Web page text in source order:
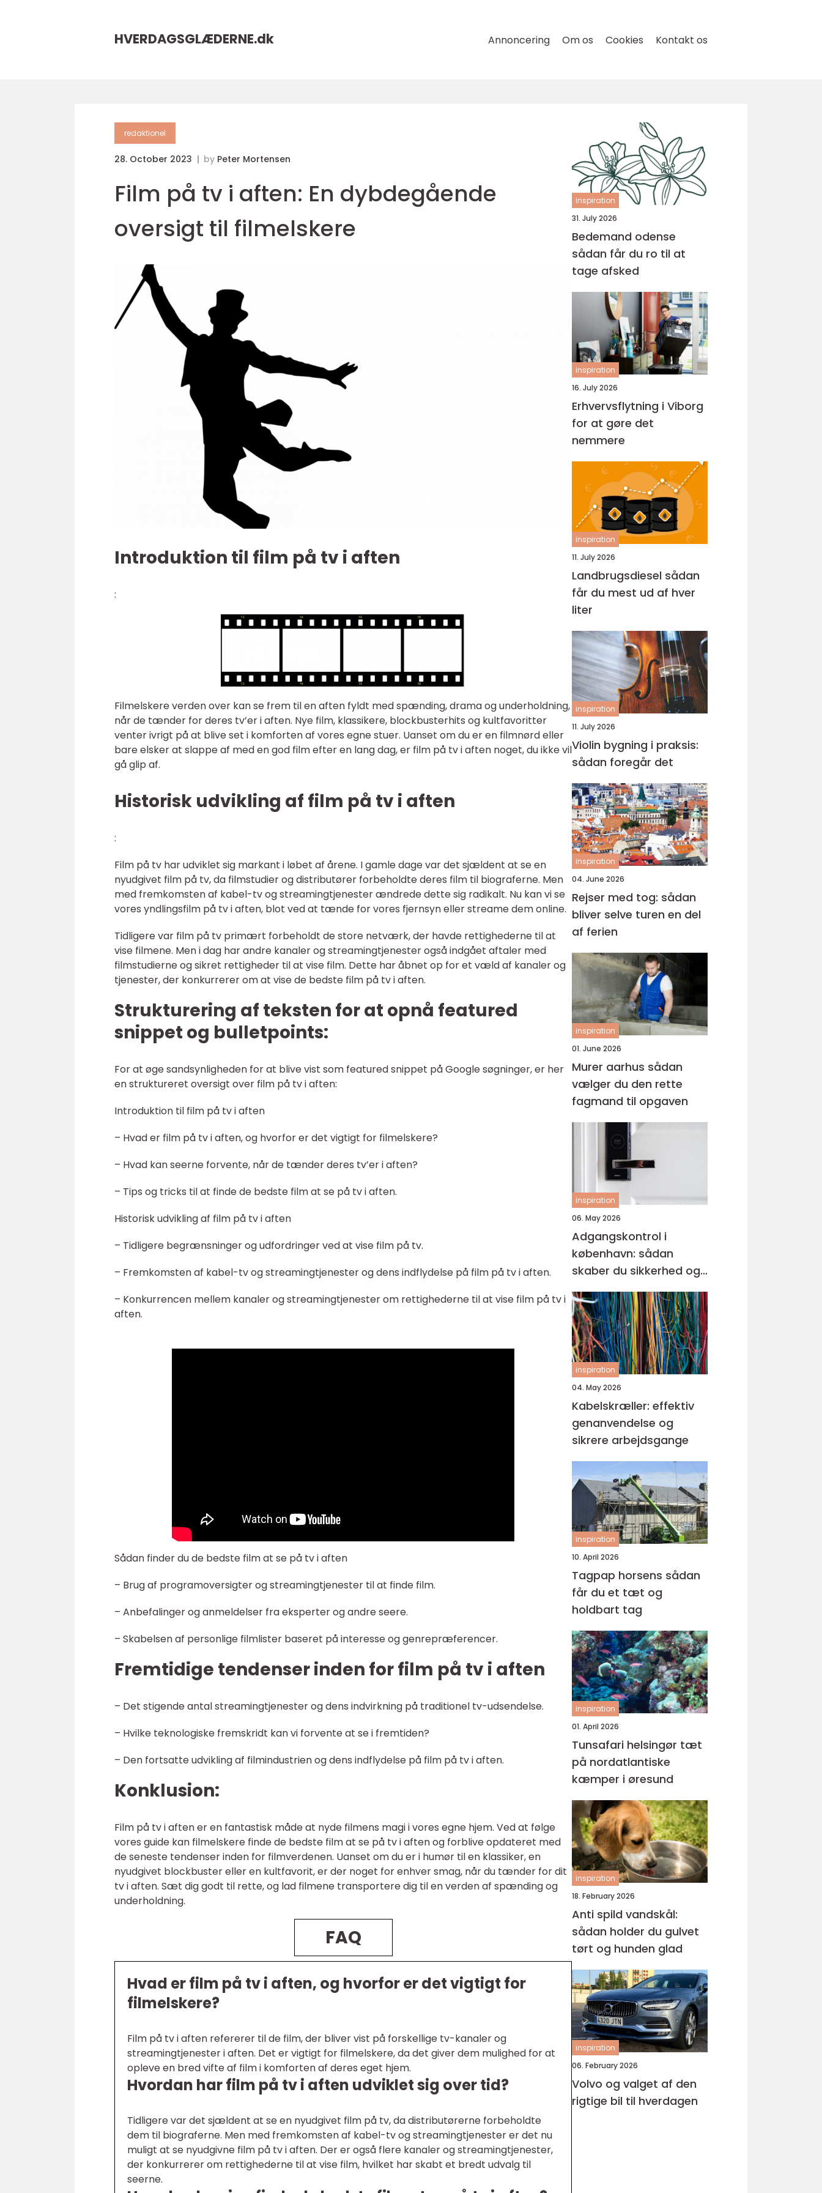
HVERDAGSGLÆDERNE.dk Annoncering Om os Cookies Kontakt os
redaktionel
28. October 2023 by Peter Mortensen
Film på tv i aften: En dybdegående
oversigt til filmelskere
Introduktion til film på tv i aften
:
Filmelskere verden over kan se frem til en aften fyldt med spænding, drama og underholdning,
når de tænder for deres tv’er i aften. Nye film, klassikere, blockbusterhits og kultfavoritter
venter ivrigt på at blive set i komforten af vores egne stuer. Uanset om du er en filmnørd eller
bare elsker at slappe af med en god film efter en lang dag, er film på tv i aften noget, du ikke vil
gå glip af.
Historisk udvikling af film på tv i aften
:
Film på tv har udviklet sig markant i løbet af årene. I gamle dage var det sjældent at se en
nyudgivet film på tv, da filmstudier og distributører forbeholdte deres film til biograferne. Men
med fremkomsten af kabel-tv og streamingtjenester ændrede dette sig radikalt. Nu kan vi se
vores yndlingsfilm på tv i aften, blot ved at tænde for vores fjernsyn eller streame dem online.
Tidligere var film på tv primært forbeholdt de store netværk, der havde rettighederne til at
vise filmene. Men i dag har andre kanaler og streamingtjenester også indgået aftaler med
filmstudierne og sikret rettigheder til at vise film. Dette har åbnet op for et væld af kanaler og
tjenester, der konkurrerer om at vise de bedste film på tv i aften.
Strukturering af teksten for at opnå featured
snippet og bulletpoints:
For at øge sandsynligheden for at blive vist som featured snippet på Google søgninger, er her
en struktureret oversigt over film på tv i aften:
Introduktion til film på tv i aften
– Hvad er film på tv i aften, og hvorfor er det vigtigt for filmelskere?
– Hvad kan seerne forvente, når de tænder deres tv’er i aften?
– Tips og tricks til at finde de bedste film at se på tv i aften.
Historisk udvikling af film på tv i aften
– Tidligere begrænsninger og udfordringer ved at vise film på tv.
– Fremkomsten af kabel-tv og streamingtjenester og dens indflydelse på film på tv i aften.
– Konkurrencen mellem kanaler og streamingtjenester om rettighederne til at vise film på tv i
aften.
Sådan finder du de bedste film at se på tv i aften
– Brug af programoversigter og streamingtjenester til at finde film.
– Anbefalinger og anmeldelser fra eksperter og andre seere.
– Skabelsen af personlige filmlister baseret på interesse og genrepræferencer.
Fremtidige tendenser inden for film på tv i aften
– Det stigende antal streamingtjenester og dens indvirkning på traditionel tv-udsendelse.
– Hvilke teknologiske fremskridt kan vi forvente at se i fremtiden?
– Den fortsatte udvikling af filmindustrien og dens indflydelse på film på tv i aften.
Konklusion:
Film på tv i aften er en fantastisk måde at nyde filmens magi i vores egne hjem. Ved at følge
vores guide kan filmelskere finde de bedste film at se på tv i aften og forblive opdateret med
de seneste tendenser inden for filmverdenen. Uanset om du er i humør til en klassiker, en
nyudgivet blockbuster eller en kultfavorit, er der noget for enhver smag, når du tænder for dit
tv i aften. Sæt dig godt til rette, og lad filmene transportere dig til en verden af spænding og
underholdning.
FAQ
Hvad er film på tv i aften, og hvorfor er det vigtigt for
filmelskere?
Film på tv i aften refererer til de film, der bliver vist på forskellige tv-kanaler og
streamingtjenester i aften. Det er vigtigt for filmelskere, da det giver dem mulighed for at
opleve en bred vifte af film i komforten af deres eget hjem.
Hvordan har film på tv i aften udviklet sig over tid?
Tidligere var det sjældent at se en nyudgivet film på tv, da distributørerne forbeholdte
dem til biograferne. Men med fremkomsten af kabel-tv og streamingtjenester er det nu
muligt at se nyudgivne film på tv i aften. Der er også flere kanaler og streamingtjenester,
der konkurrerer om rettighederne til at vise film, hvilket har skabt et bredt udvalg til
seerne.
inspiration
31. July 2026
Bedemand odense
sådan får du ro til at
tage afsked
inspiration
16. July 2026
Erhvervsflytning i Viborg
for at gøre det
nemmere
inspiration
11. July 2026
Landbrugsdiesel sådan
får du mest ud af hver
liter
inspiration
11. July 2026
Violin bygning i praksis:
sådan foregår det
inspiration
04. June 2026
Rejser med tog: sådan
bliver selve turen en del
af ferien
inspiration
01. June 2026
Murer aarhus sådan
vælger du den rette
fagmand til opgaven
inspiration
06. May 2026
Adgangskontrol i
københavn: sådan
skaber du sikkerhed og
tryghed i hverdagen
inspiration
04. May 2026
Kabelskræller: effektiv
genanvendelse og
sikrere arbejdsgange
inspiration
10. April 2026
Tagpap horsens sådan
får du et tæt og
holdbart tag
inspiration
01. April 2026
Tunsafari helsingør tæt
på nordatlantiske
kæmper i øresund
inspiration
18. February 2026
Anti spild vandskål:
sådan holder du gulvet
tørt og hunden glad
inspiration
06. February 2026
Volvo og valget af den
rigtige bil til hverdagen